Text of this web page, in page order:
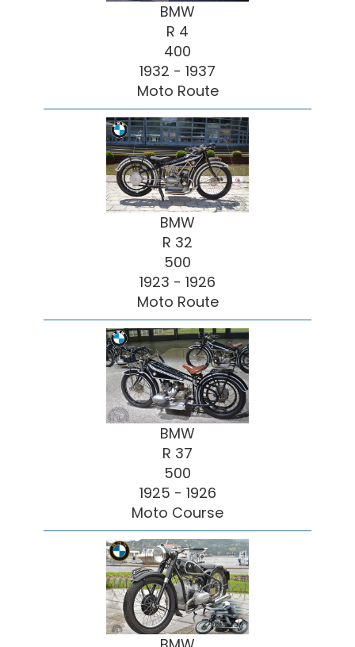
BMW
R 4
400
1932 - 1937
Moto Route
BMW
R 32
500
1923 - 1926
Moto Route
BMW
R 37
500
1925 - 1926
Moto Course